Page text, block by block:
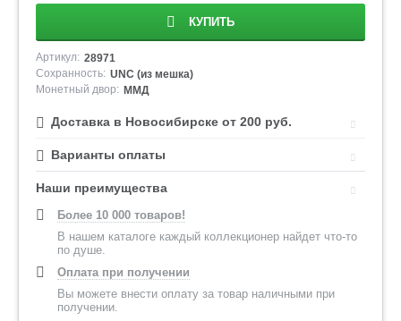
КУПИТЬ
Артикул: 28971
Сохранность: UNC (из мешка)
Монетный двор: ММД
Доставка в Новосибирске от 200 руб.
Варианты оплаты
Наши преимущества
Более 10 000 товаров!
В нашем каталоге каждый коллекционер найдет что-то
по душе.
Оплата при получении
Вы можете внести оплату за товар наличными при
получении.